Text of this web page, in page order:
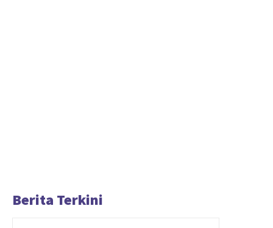
Berita Terkini